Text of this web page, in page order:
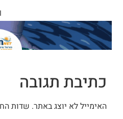
כתיבת תגובה
האימייל לא יוצג באתר. שדות